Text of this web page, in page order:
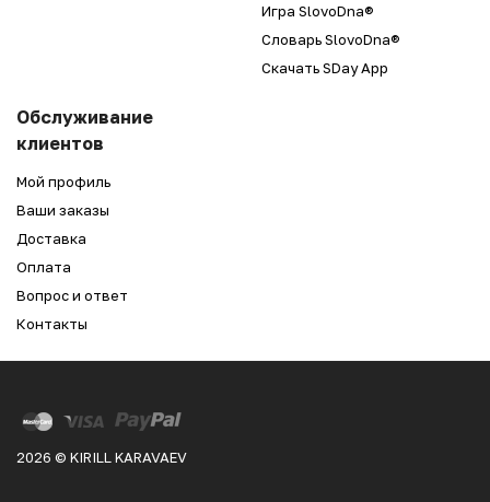
Игра SlovoDna®
Словарь SlovoDna®
Скачать SDay App
Обслуживание
клиентов
Мой профиль
Ваши заказы
Доставка
Оплата
Вопрос и ответ
Контакты
2026 © KIRILL KARAVAEV